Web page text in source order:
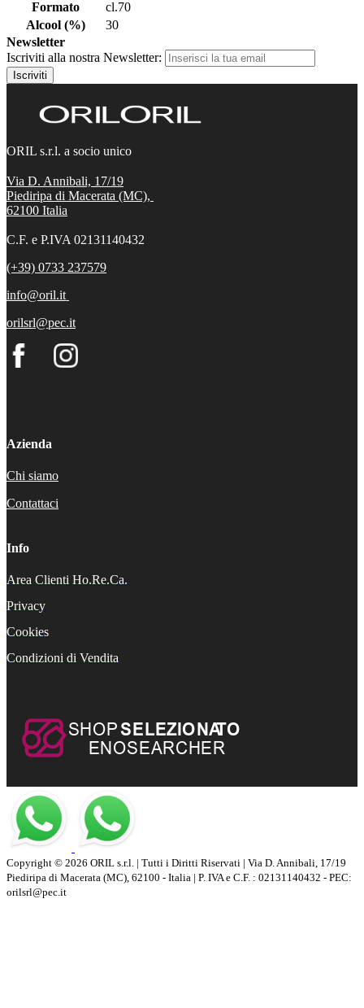
Formato
cl.70
Alcool (%)
30
Newsletter
Iscriviti alla nostra Newsletter:
Iscriviti
ORIL s.r.l. a socio unico
Via D. Annibali, 17/19
Piediripa di Macerata (MC),
62100 Italia
C.F. e P.IVA 02131140432
(+39) 0733 237579
info@oril.it
orilsrl@pec.it
Azienda
Chi siamo
Contattaci
Info
Area Clienti Ho.Re.Ca.
Privacy
Cookies
Condizioni di Vendita
Copyright © 2026 ORIL s.r.l. | Tutti i Diritti Riservati | Via D. Annibali, 17/19
Piediripa di Macerata (MC), 62100 - Italia | P. IVA e C.F. : 02131140432 - PEC:
orilsrl@pec.it